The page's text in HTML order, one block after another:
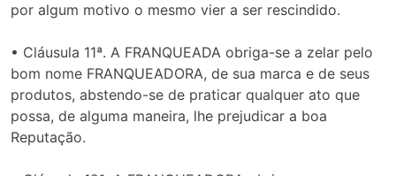
por algum motivo o mesmo vier a ser rescindido.
• Cláusula 11ª. A FRANQUEADA obriga-se a zelar pelo
bom nome FRANQUEADORA, de sua marca e de seus
produtos, abstendo-se de praticar qualquer ato que
possa, de alguma maneira, lhe prejudicar a boa
Reputação.